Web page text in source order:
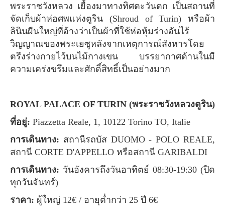
พระราชวังหลวง เยื้องมาทางทิศตะวันตก เป็นสถานที่
จัดเก็บผ้าห่อศพแห่งตูริน (Shroud of Turin) หรือผ้า
ลินินผืนใหญ่ที่อ้างว่าเป็นผ้าที่ใช้ห่อหุ้มร่างอันไร้
วิญญาณของพระเยซูหลังจากเหตุการณ์สังหารโดย
ตรึงร่างกายไว้บนไม้กางเขน บรรยากาศด้านในมี
ความเคร่งขรึมและศักดิ์สิทธิ์เป็นอย่างมาก
ROYAL PALACE OF TURIN (พระราชวังหลวงตูริน)
ที่อยู่: Piazzetta Reale, 1, 10122 Torino TO, Italie
การเดินทาง: สถานีรถบัส DUOMO - POLO REALE,
สถานี CORTE D'APPELLO หรือสถานี GARIBALDI
การเดินทาง: วันอังคารถึงวันอาทิตย์ 08:30-19:30 (ปิด
ทุกวันจันทร์)
ราคา: ผู้ใหญ่ 12€ / อายุต่ำกว่า 25 ปี 6€